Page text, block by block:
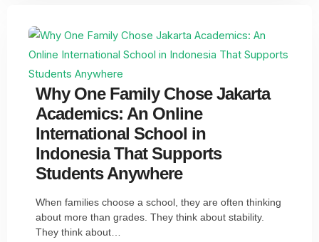
Why One Family Chose Jakarta
Academics: An Online
International School in
Indonesia That Supports
Students Anywhere
When families choose a school, they are often thinking
about more than grades. They think about stability.
They think about…